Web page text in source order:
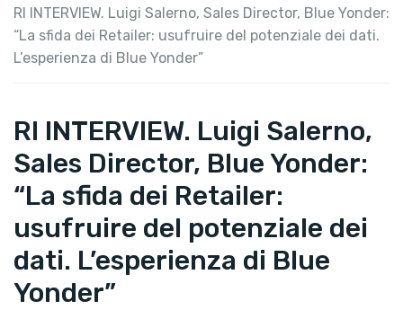
RI INTERVIEW. Luigi Salerno, Sales Director, Blue Yonder:
“La sfida dei Retailer: usufruire del potenziale dei dati.
L’esperienza di Blue Yonder”
RI INTERVIEW. Luigi Salerno,
Sales Director, Blue Yonder:
“La sfida dei Retailer:
usufruire del potenziale dei
dati. L’esperienza di Blue
Yonder”